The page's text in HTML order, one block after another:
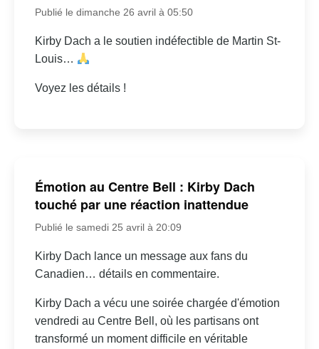
Publié le dimanche 26 avril à 05:50
Kirby Dach a le soutien indéfectible de Martin St-
Louis…
Voyez les détails !
Émotion au Centre Bell : Kirby Dach
touché par une réaction inattendue
Publié le samedi 25 avril à 20:09
Kirby Dach lance un message aux fans du
Canadien… détails en commentaire.
Kirby Dach a vécu une soirée chargée d'émotion
vendredi au Centre Bell, où les partisans ont
transformé un moment difficile en véritable